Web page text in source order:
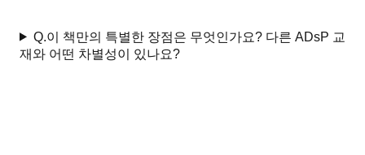
Q.이 책만의 특별한 장점은 무엇인가요? 다른 ADsP 교
재와 어떤 차별성이 있나요?